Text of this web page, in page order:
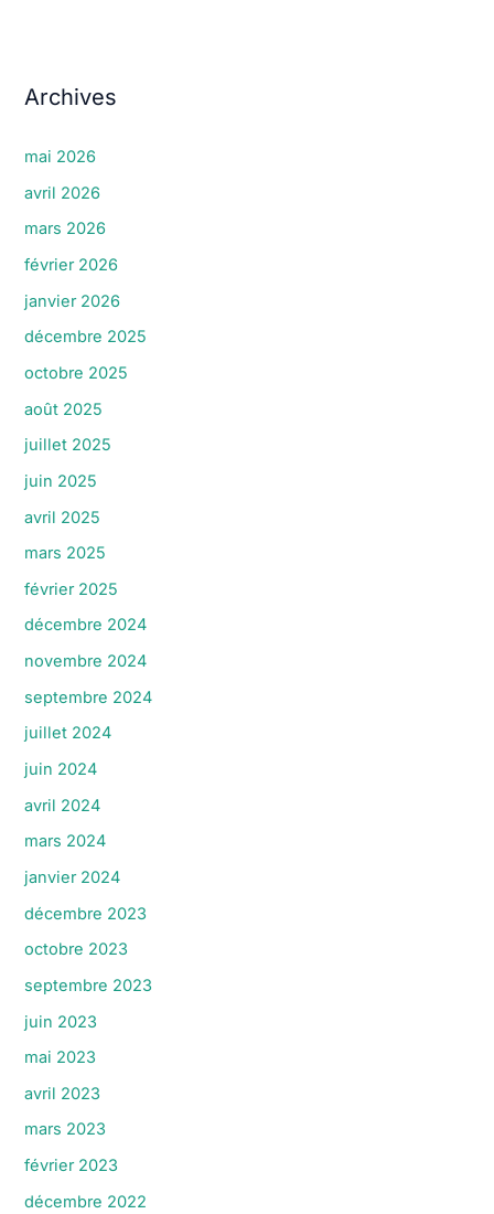
Archives
mai 2026
avril 2026
mars 2026
février 2026
janvier 2026
décembre 2025
octobre 2025
août 2025
juillet 2025
juin 2025
avril 2025
mars 2025
février 2025
décembre 2024
novembre 2024
septembre 2024
juillet 2024
juin 2024
avril 2024
mars 2024
janvier 2024
décembre 2023
octobre 2023
septembre 2023
juin 2023
mai 2023
avril 2023
mars 2023
février 2023
décembre 2022